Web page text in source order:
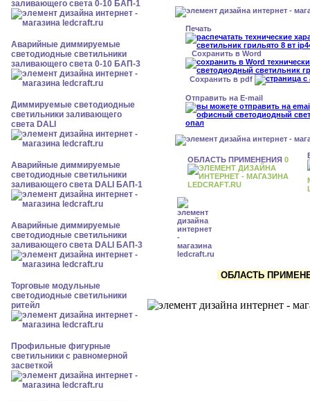
заливающего света 0-10 БАП-1
Аварийные диммируемые
светодиодные светильники
заливающего света 0-10 БАП-3
Диммируемые светодиодные
светильники заливающего
света DALI
Аварийные диммируемые
светодиодные светильники
заливающего света DALI БАП-1
Аварийные диммируемые
светодиодные светильники
заливающего света DALI БАП-3
Торговые модульные
светодиодные светильники
ритейл
Профильные фигурные
светильники с равномерной
засветкой
Печать
Сохранить в Word
Сохранить в pdf
Отправить на E-mail
ОБЛАСТЬ ПРИМЕНЕНИЯ 0
ОБЛАСТЬ